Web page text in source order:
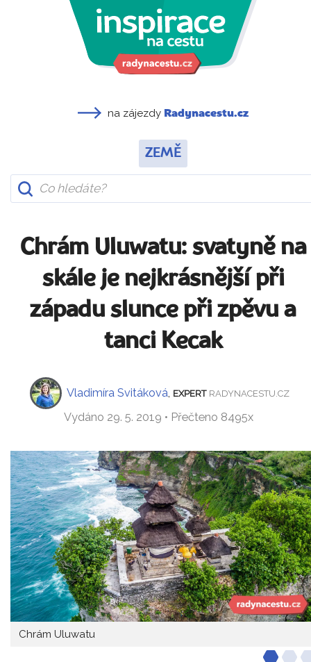
na zájezdy Radynacestu.cz
ZEMĚ
Chrám Uluwatu: svatyně na
skále je nejkrásnější při
západu slunce při zpěvu a
tanci Kecak
Vladimíra Svitáková EXPERT RADYNACESTU.CZ
Vydáno 29. 5. 2019 • Přečteno 8495x
Chrám Uluwatu